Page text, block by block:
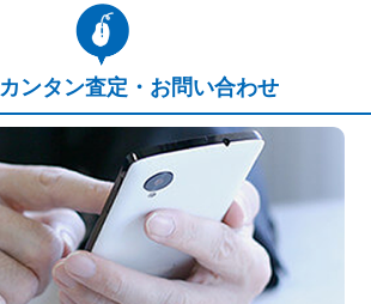
カンタン査定・お問い合わせ